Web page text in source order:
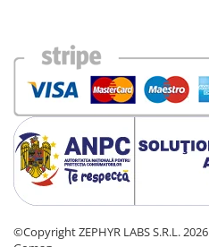
©Copyright ZEPHYR LABS S.R.L. 2026